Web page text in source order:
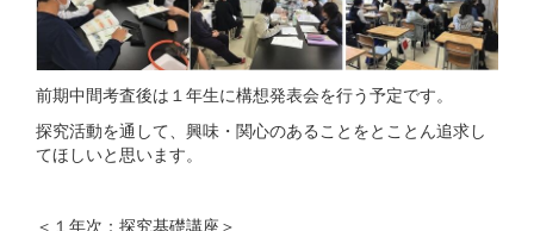
前期中間考査後は１年生に構想発表会を行う予定です。
探究活動を通して、興味・関心のあることをとことん追求し
てほしいと思います。
＜１年次：探究基礎講座＞